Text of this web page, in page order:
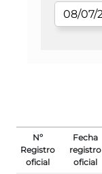
Nº
Registro
oficial
Fecha
registro
oficial